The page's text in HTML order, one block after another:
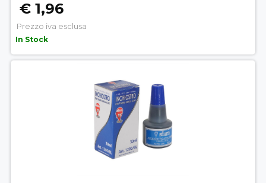
€ 1,96
Prezzo iva esclusa
In Stock